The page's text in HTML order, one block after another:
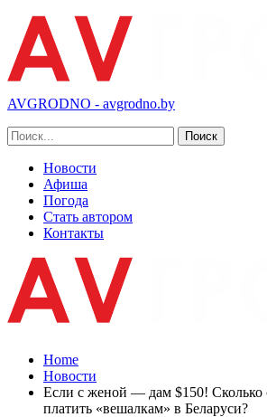
AVGRODNO - avgrodno.by
Новости
Афиша
Погода
Стать автором
Контакты
Home
Новости
Если с женой — дам $150! Сколько
платить «вешалкам» в Беларуси?